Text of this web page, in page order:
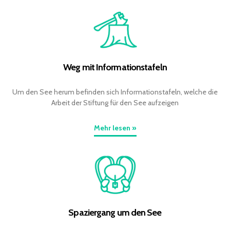
Weg mit Informationstafeln
Um den See herum befinden sich Informationstafeln, welche die
Arbeit der Stiftung für den See aufzeigen
Mehr lesen »
Spaziergang um den See